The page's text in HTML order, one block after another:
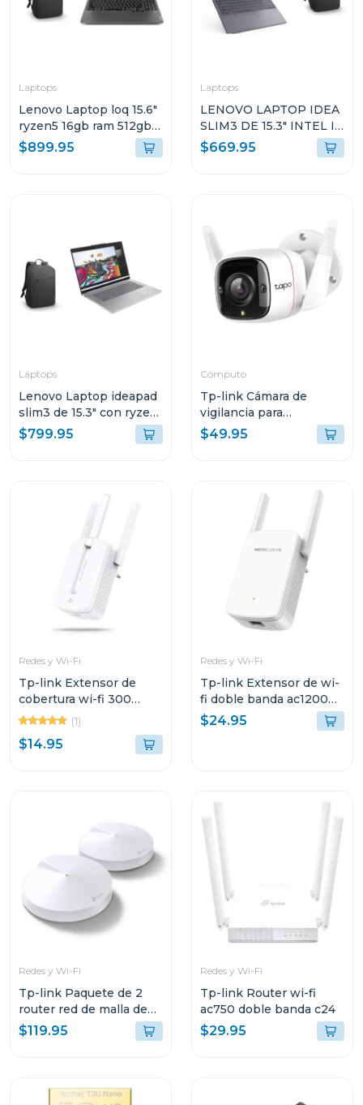
Laptops
Lenovo Laptop loq 15.6"
ryzen5 16gb ram 512gb
ssd wndows 11 home sl
gris luna arp9 + mochila
$899.95
Laptops
LENOVO LAPTOP IDEA
SLIM3 DE 15.3" INTEL I5
CON 16GB RAM Y 512GB
SSD WINDOWS 11
$669.95
Laptops
Lenovo Laptop ideapad
slim3 de 15.3" con ryzen
7 24gb ram y 512gb ssd
windows 11
$799.95
Cómputo
Tp-link Cámara de
vigilancia para
exteriores con visión
nocturna y detección ia
$49.95
Redes y Wi-Fi
Tp-link Extensor de
cobertura wi-fi 300
mbps mw300
(1)
$14.95
Redes y Wi-Fi
Tp-link Extensor de wi-
fi doble banda ac1200
e30
$24.95
Redes y Wi-Fi
Tp-link Paquete de 2
router red de malla de
wi-fi whole home mesh
ac1300 deco m5
$119.95
Redes y Wi-Fi
Tp-link Router wi-fi
ac750 doble banda c24
$29.95